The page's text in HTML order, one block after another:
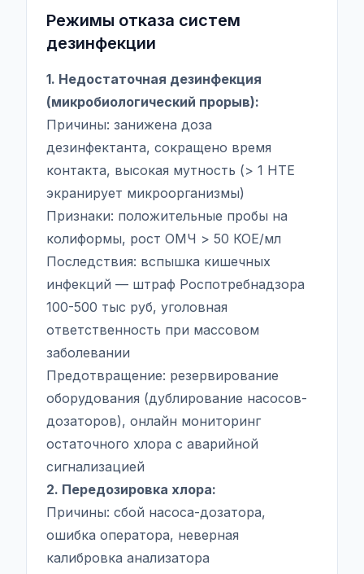
Режимы отказа систем
дезинфекции
1. Недостаточная дезинфекция
(микробиологический прорыв):
Причины: занижена доза
дезинфектанта, сокращено время
контакта, высокая мутность (> 1 НТЕ
экранирует микроорганизмы)
Признаки: положительные пробы на
колиформы, рост ОМЧ > 50 КОЕ/мл
Последствия: вспышка кишечных
инфекций — штраф Роспотребнадзора
100-500 тыс руб, уголовная
ответственность при массовом
заболевании
Предотвращение: резервирование
оборудования (дублирование насосов-
дозаторов), онлайн мониторинг
остаточного хлора с аварийной
сигнализацией
2. Передозировка хлора:
Причины: сбой насоса-дозатора,
ошибка оператора, неверная
калибровка анализатора